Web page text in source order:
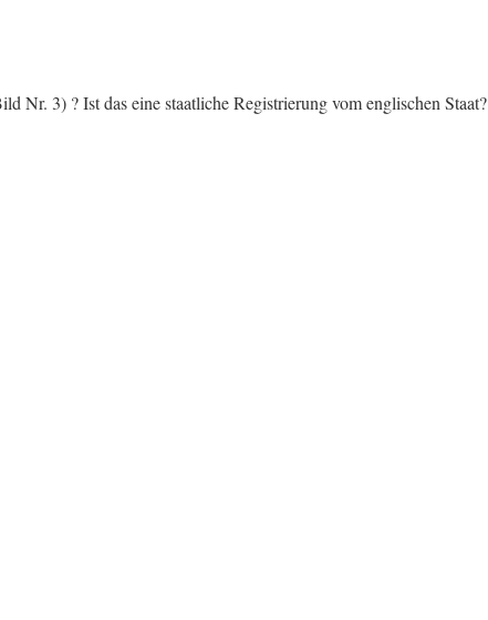
Nr. 3) ? Ist das eine staatliche Registrierung vom englischen Staat?